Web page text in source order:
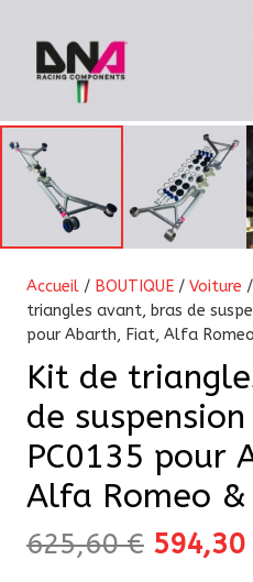
Accueil / BOUTIQUE / Voiture /
triangles avant, bras de
pour Abarth, Fiat, Alfa
Kit de
de
PC0135 pour
Alfa Romeo
625,60€ Le
594,30